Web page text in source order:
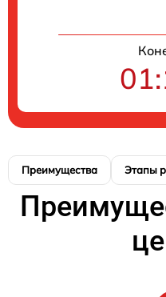
Преимущества Этапы